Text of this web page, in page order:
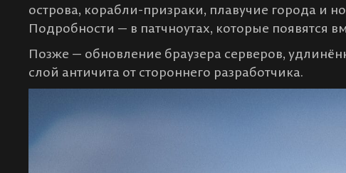
острова, корабли-призраки, плавучие города и
Подробности — в патчноутах, которые появятся
Позже — обновление браузера серверов,
слой античита от стороннего разработчика.